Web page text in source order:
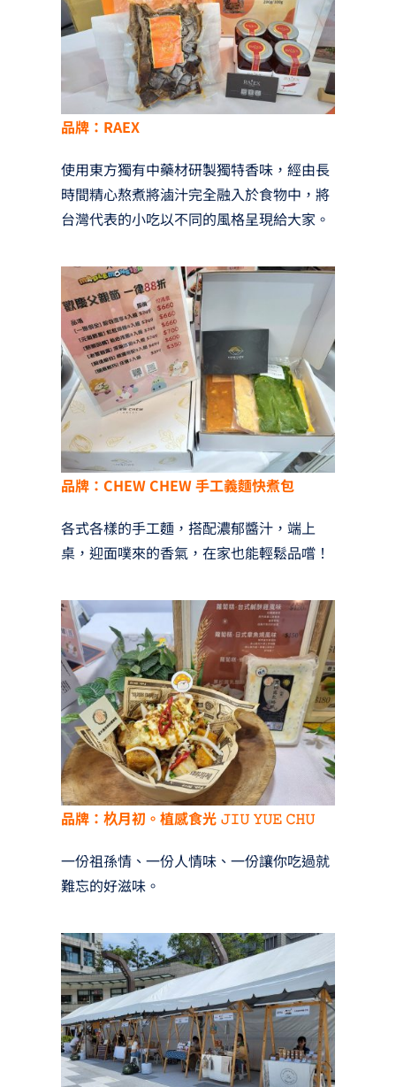
品牌：RAEX
使用東方獨有中藥材研製獨特香味，經由長
時間精心熬煮將滷汁完全融入於食物中，將
台灣代表的小吃以不同的風格呈現給大家。
品牌：CHEW CHEW 手工義麵快煮包
各式各樣的手工麵，搭配濃郁醬汁，端上
桌，迎面噗來的香氣，在家也能輕鬆品嚐！
品牌：杦月初。植感食光 𝙹𝙸𝚄 𝚈𝚄𝙴 𝙲𝙷𝚄
一份祖孫情、一份人情味、一份讓你吃過就
難忘的好滋味。